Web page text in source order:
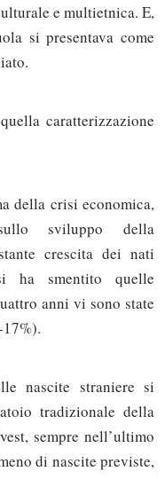
e multietnica. E,
si presentava come
caratterizzazione
della crisi economica,
sviluppo della
crescita dei nati
ha smentito quelle
anni vi sono state
nascite straniere si
tradizionale della
sempre nell’ultimo
di nascite previste,